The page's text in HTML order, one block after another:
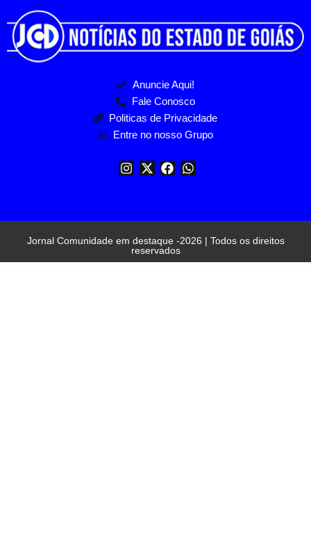
Anuncie Aqui!
Fale Conosco
Politicas de Privacidade
Entre no nosso Grupo
Jornal Comunidade em destaque -2026 | Todos os direitos
reservados